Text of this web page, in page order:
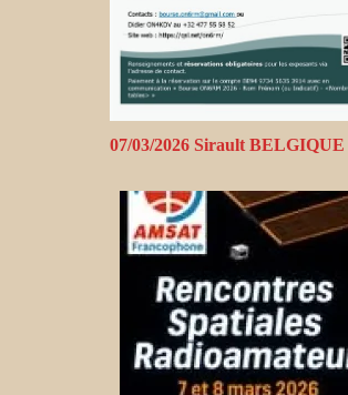
07/03/2026 Sirault BELGIQUE